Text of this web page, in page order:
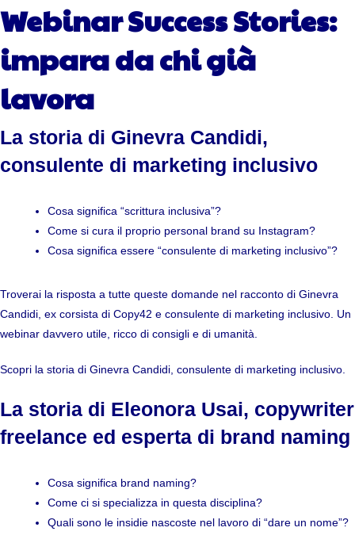
Webinar Success Stories:
impara da chi già
lavora
La storia di Ginevra Candidi,
consulente di marketing inclusivo
Cosa significa “scrittura inclusiva”?
Come si cura il proprio personal brand su Instagram?
Cosa significa essere “consulente di marketing inclusivo”?
Troverai la risposta a tutte queste domande nel racconto di Ginevra
Candidi, ex corsista di Copy42 e consulente di marketing inclusivo. Un
webinar davvero utile, ricco di consigli e di umanità.
Scopri la storia di Ginevra Candidi, consulente di marketing inclusivo.
La storia di Eleonora Usai, copywriter
freelance ed esperta di brand naming
Cosa significa brand naming?
Come ci si specializza in questa disciplina?
Quali sono le insidie nascoste nel lavoro di “dare un nome”?